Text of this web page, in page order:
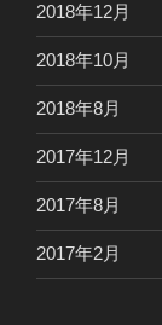
2018年12月
2018年10月
2018年8月
2017年12月
2017年8月
2017年2月